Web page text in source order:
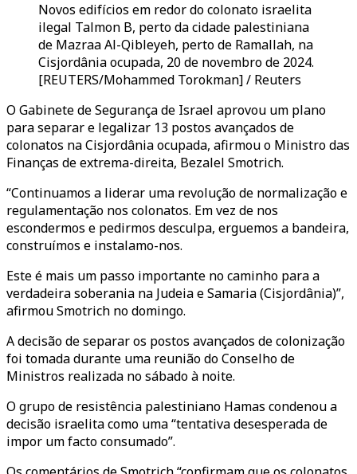
Novos edifícios em redor do colonato israelita
ilegal Talmon B, perto da cidade palestiniana
de Mazraa Al-Qibleyeh, perto de Ramallah, na
Cisjordânia ocupada, 20 de novembro de 2024.
[REUTERS/Mohammed Torokman] / Reuters
O Gabinete de Segurança de Israel aprovou um plano
para separar e legalizar 13 postos avançados de
colonatos na Cisjordânia ocupada, afirmou o Ministro das
Finanças de extrema-direita, Bezalel Smotrich.
“Continuamos a liderar uma revolução de normalização e
regulamentação nos colonatos. Em vez de nos
escondermos e pedirmos desculpa, erguemos a bandeira,
construímos e instalamo-nos.
Este é mais um passo importante no caminho para a
verdadeira soberania na Judeia e Samaria (Cisjordânia)”,
afirmou Smotrich no domingo.
A decisão de separar os postos avançados de colonização
foi tomada durante uma reunião do Conselho de
Ministros realizada no sábado à noite.
O grupo de resistência palestiniano Hamas condenou a
decisão israelita como uma “tentativa desesperada de
impor um facto consumado”.